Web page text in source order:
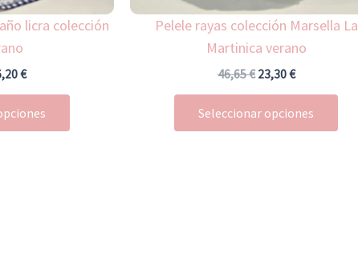
licra colección
€
la
Pelele rayas colección Marsella La
Martinica verano
46,65€ 23,30€
Seleccionar opciones
la